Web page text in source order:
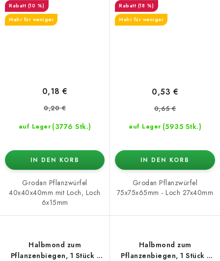
(10 %)
Mehr für weniger
auf Lager (3776 Stk.)
0,18 €
0,20 €
IN DEN KORB
Grodan Pflanzwürfel
40x40x40mm mit Loch, Loch
6x15mm
(18 %)
Mehr für weniger
auf Lager (5935 Stk.)
0,53 €
0,65 €
IN DEN KORB
Grodan Pflanzwürfel
75x75x65mm - Loch 27x40mm
Halbmond zum
Pflanzenbiegen, 1 Stück -
Halbmond zum
Pflanzenbiegen, 1 Stück -